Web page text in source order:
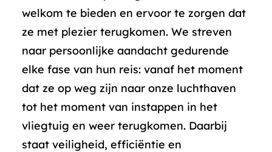
welkom te bieden en ervoor te zorgen dat
ze met plezier terugkomen. We streven
naar persoonlijke aandacht gedurende
elke fase van hun reis: vanaf het moment
dat ze op weg zijn naar onze luchthaven
tot het moment van instappen in het
vliegtuig en weer terugkomen. Daarbij
staat veiligheid, efficiëntie en